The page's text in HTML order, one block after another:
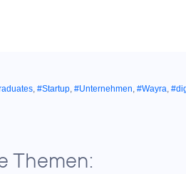
, #Startup, #Unternehmen, #Wayra,
Themen: